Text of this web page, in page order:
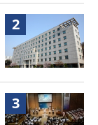
2
3